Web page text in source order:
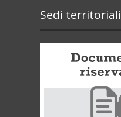
Sedi territoriali